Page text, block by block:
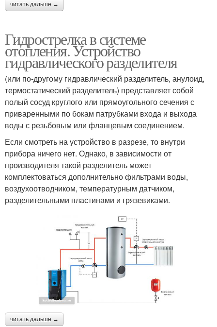
читать дальше →
Гидрострелка в системе
отопления. Устройство
гидравлического разделителя
(или по-другому гидравлический разделитель, анулоид,
термостатический разделитель) представляет собой
полый сосуд круглого или прямоугольного сечения с
приваренными по бокам патрубками входа и выхода
воды с резьбовым или фланцевым соединением.
Если смотреть на устройство в разрезе, то внутри
прибора ничего нет. Однако, в зависимости от
производителя такой разделитель может
комплектоваться дополнительно фильтрами воды,
воздухоотводчиком, температурным датчиком,
разделительными пластинами и грязевиками.
читать дальше →